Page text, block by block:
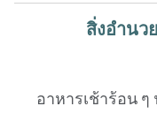
สิ่งอํานว
อาหารเช้าร้อน ๆ